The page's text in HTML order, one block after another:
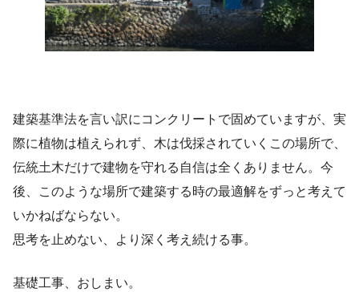
建築基準法を言い訳にコンクリートで固めていますが、実
際に植物は植えられず、木は伐採されていくこの場所で、
伝統土木だけで建物を守れる自信は全くありません。今
後、このような場所で建築する時の最適解をずっと考えて
いかねばならない。
思考を止めない、より深く考え続ける事。
基礎工事、おしまい。